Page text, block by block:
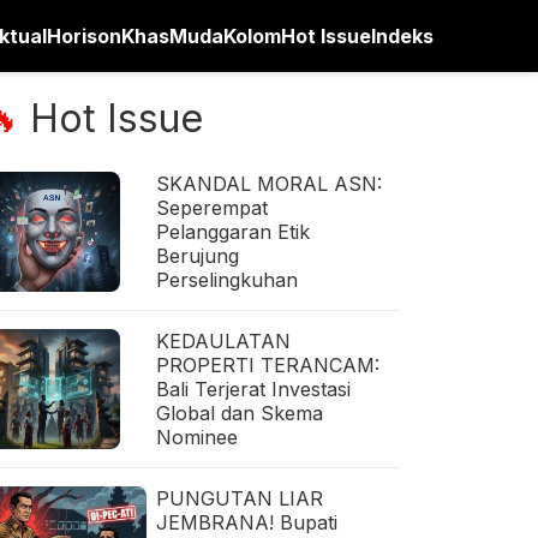
HorisonKhasMudaKolomHot IssueIndeks
Hot Issue
SKANDAL MORAL ASN:
Seperempat
Pelanggaran Etik
Berujung
Perselingkuhan
KEDAULATAN
PROPERTI TERANCAM:
Bali Terjerat Investasi
Global dan Skema
Nominee
PUNGUTAN LIAR
JEMBRANA! Bupati